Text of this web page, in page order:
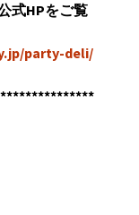
式HPをご覧
party-deli/